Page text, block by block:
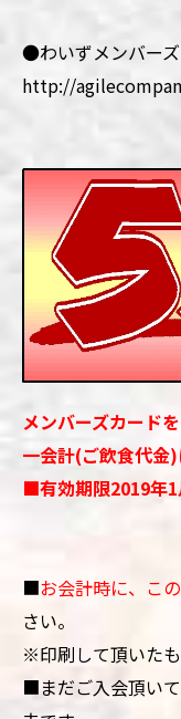
●わいずメンバー
http://
メンバーズカード
一会計(ご飲食代金)
■有効期限2019年
■お会計時に、こ
さい。
※印刷して頂いたも
■まだご入会頂い